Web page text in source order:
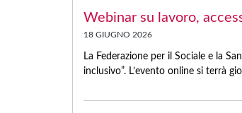
Webinar su lavoro,
18 GIUGNO 2026
La Federazione per il Sociale e la
inclusivo”. L’evento online si terrà